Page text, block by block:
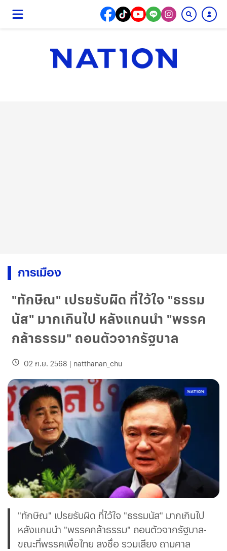
การเมือง
"ทักษิณ" เปรยรับผิด ที่ไว้ใจ "ธรรม
นัส" มากเกินไป หลังแกนนำ "พรรค
กล้าธรรม" ถอนตัวจากรัฐบาล
02 ก.ย. 2568 | natthanan_chu
"ทักษิณ" เปรยรับผิด ที่ไว้ใจ "ธรรมนัส" มากเกินไป
หลังแกนนำ "พรรคกล้าธรรม" ถอนตัวจากรัฐบาล-
ขณะที่พรรคเพื่อไทย ลงชื่อ รวมเสียง ถามศาล